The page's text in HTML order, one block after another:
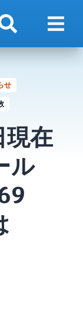
検索 ナビ
せ
現在
ル